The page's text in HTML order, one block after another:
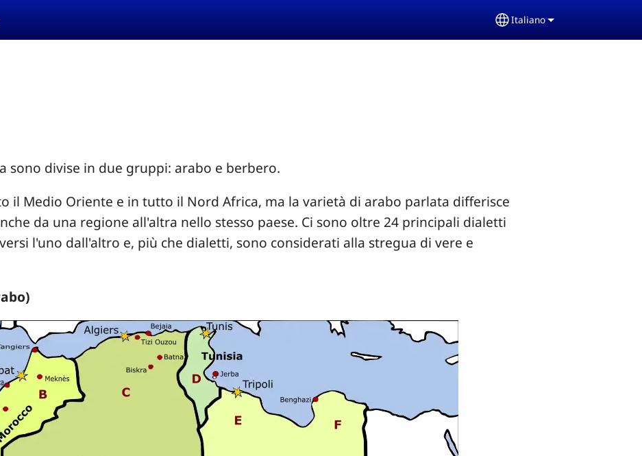
Select your language
Italiano
sono divise in due gruppi: arabo e berbero.
il Medio Oriente e in tutto il Nord Africa, ma la varietà di arabo parlata differisce
da una regione all'altra nello stesso paese. Ci sono oltre 24 principali dialetti
l'uno dall'altro e, più che dialetti, sono considerati alla stregua di vere e